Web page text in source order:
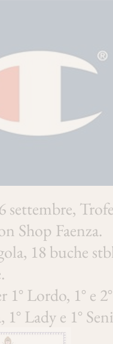
settembre,
Shop Faenza.
18 buche
1° Lordo, 1° e
1° Lady e 1°